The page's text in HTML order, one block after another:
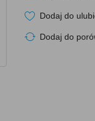
Dodaj do
Dodaj do